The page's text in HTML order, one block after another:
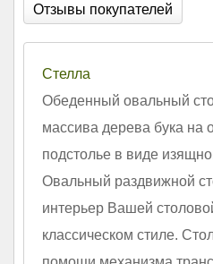
Отзывы покупателей
Стелла
Обеденный овальный
массива дерева бука на
подстолье в виде
Овальный раздвижной
интерьер Вашей
классическом стиле.